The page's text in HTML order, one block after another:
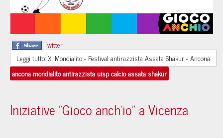
Twitter
Leggi tutto: XI Mondialito - Festival antirazzista Assata Shakur - Ancona
ancona mondialito antirazzista uisp calcio assata shakur
Iniziative "Gioco anch'io" a Vicenza